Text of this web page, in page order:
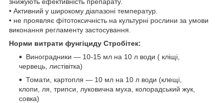
• Активний у широкому діапазоні температур.
• не проявляє фітотоксичність на культурні рослини за умови
виконання регламенту застосування.
Норми витрати фунгіциду Стробітек:
Виноградники — 10-15 мл на 10 л води ( кліщі,
червець, листівітка)
Томати, картопля — 10 мл на 10 л води (клещі,
клопи, ля, трипси, луковична муха, колорадський жук,
совка)